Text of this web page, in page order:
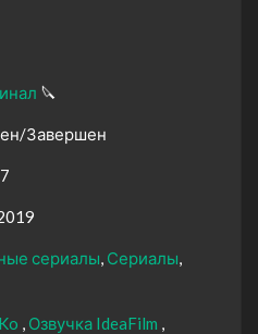
🔪
Завершен
сериалы Сериалы
Озвучка IdeaFilm